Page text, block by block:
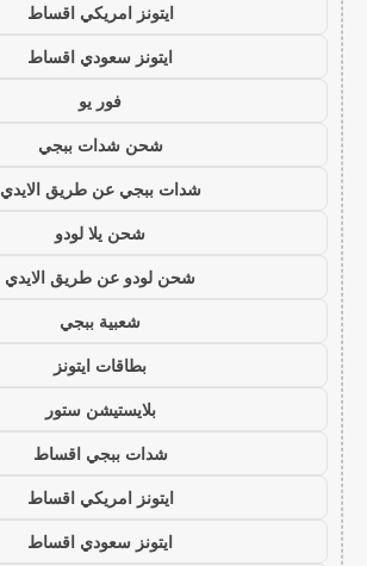
ايتونز امريكي اقساط
ايتونز سعودي اقساط
فور يو
شحن شدات ببجي
شدات ببجي عن طريق الايدي
شحن يلا لودو
شحن لودو عن طريق الايدي
شعبية ببجي
بطاقات ايتونز
بلايستيشن ستور
شدات ببجي اقساط
ايتونز امريكي اقساط
ايتونز سعودي اقساط